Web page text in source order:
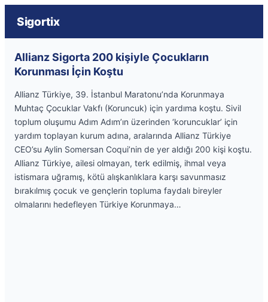
Sigortix
Allianz Sigorta 200 kişiyle Çocukların
Korunması İçin Koştu
Allianz Türkiye, 39. İstanbul Maratonu’nda Korunmaya
Muhtaç Çocuklar Vakfı (Koruncuk) için yardıma koştu. Sivil
toplum oluşumu Adım Adım’ın üzerinden ‘koruncuklar’ için
yardım toplayan kurum adına, aralarında Allianz Türkiye
CEO’su Aylin Somersan Coqui’nin de yer aldığı 200 kişi koştu.
Allianz Türkiye, ailesi olmayan, terk edilmiş, ihmal veya
istismara uğramış, kötü alışkanlıklara karşı savunmasız
bırakılmış çocuk ve gençlerin topluma faydalı bireyler
olmalarını hedefleyen Türkiye Korunmaya…